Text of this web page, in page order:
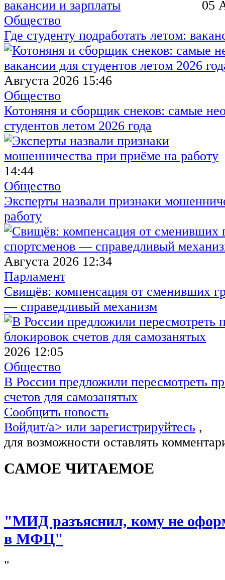
05
Общество
Где студенту подработать летом:
Августа 2026 15:46
Общество
Котоняня и сборщик снеков: самые
студентов летом 2026 года
14:44
Общество
Эксперты назвали признаки
работу
Августа 2026 12:34
Парламент
Свищёв: компенсация от сменивших
— справедливый механизм
2026 12:05
Общество
В России предложили пересмотреть
счетов для самозанятых
Сообщить новость
Войдит/a> или зарегистрируйтесь ,
для возможности оставлять
САМОЕ ЧИТАЕМОЕ
"МИД разъяснил, кому не
в МФЦ"
"